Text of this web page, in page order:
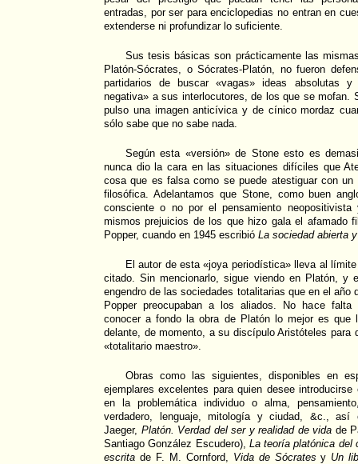
entradas, por ser para enciclopedias no entran en
extenderse ni profundizar lo suficiente.
Sus tesis básicas son prácticamente las
Platón-Sócrates, o Sócrates-Platón, no fueron
partidarios de buscar «vagas» ideas absolutas y
negativa» a sus interlocutores, de los que se mofan.
pulso una imagen anticívica y de cínico mordaz
sólo sabe que no sabe nada.
Según esta «versión» de Stone esto es
nunca dio la cara en las situaciones difíciles que
cosa que es falsa como se puede atestiguar con
filosófica. Adelantamos que Stone, como buen
consciente o no por el pensamiento
mismos prejuicios de los que hizo gala el afamado
Popper, cuando en 1945 escribió La sociedad abierta
El autor de esta «joya periodística» lleva al
citado. Sin mencionarlo, sigue viendo en Platón, y
engendro de las sociedades totalitarias que en el año
Popper preocupaban a los aliados. No hace
conocer a fondo la obra de Platón lo mejor es
delante, de momento, a su discípulo Aristóteles para
«totalitario maestro».
Obras como las siguientes, disponibles en
ejemplares excelentes para quien desee
en la problemática individuo o alma,
verdadero, lenguaje, mitología y ciudad, &c.,
Jaeger, Platón. Verdad del ser y realidad de vida de
Santiago González Escudero), La teoría platónica del
escrita de F. M. Cornford, Vida de Sócrates y Un